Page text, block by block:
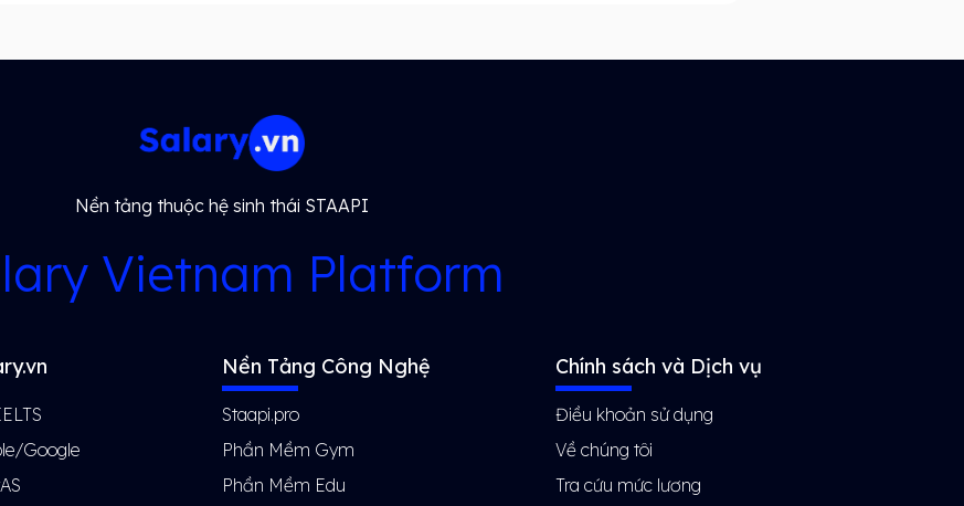
Nền tảng thuộc hệ sinh thái STAAPI
Vietnam Platform
Google
Nền Tảng Công Nghệ
Staapi.pro
Phần Mềm Gym
Phần Mềm Edu
Chính sách và Dịch vụ
Điều khoản sử dụng
Về chúng tôi
Tra cứu mức lương